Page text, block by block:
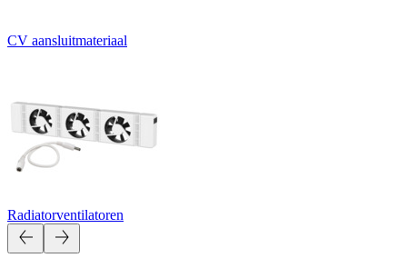
CV aansluitmateriaal
Radiatorventilatoren